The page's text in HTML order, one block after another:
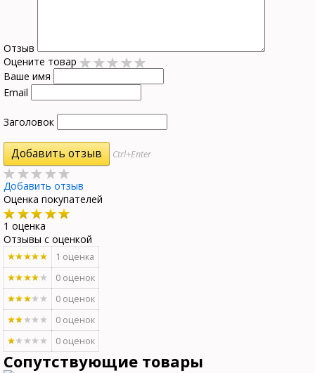
Отзыв
Оцените товар
Ваше имя
Email
Заголовок
Ctrl+Enter
Добавить отзыв
Оценка покупателей
1 оценка
Отзывы с оценкой
1 оценка
0 оценок
0 оценок
0 оценок
0 оценок
Сопутствующие товары